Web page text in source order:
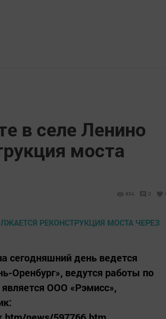
в селе Ленино
моста
834 0
сегодняшний день ведется
Оренбург», ведутся работы по
ООО «Рэмисс»,